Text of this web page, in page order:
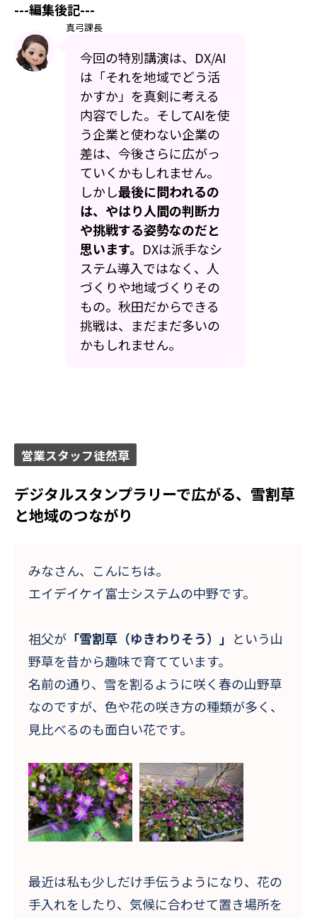
---編集後記---
真弓課長
今回の特別講演は、DX/AI
は「それを地域でどう活
かすか」を真剣に考える
内容でした。そしてAIを使
う企業と使わない企業の
差は、今後さらに広がっ
ていくかもしれません。
しかし最後に問われるの
は、やはり人間の判断力
や挑戦する姿勢なのだと
思います。 DXは派手なシ
ステム導入ではなく、人
づくりや地域づくりその
もの。秋田だからできる
挑戦は、まだまだ多いの
かもしれません。
営業スタッフ徒然草
デジタルスタンプラリーで広がる、雪割草
と地域のつながり
みなさん、こんにちは。
エイデイケイ富士システムの中野です。
祖父が 「雪割草（ゆきわりそう）」 という山
野草を昔から趣味で育てています。
名前の通り、雪を割るように咲く春の山野草
なのですが、色や花の咲き方の種類が多く、
見比べるのも面白い花です。
最近は私も少しだけ手伝うようになり、花の
手入れをしたり、気候に合わせて置き場所を